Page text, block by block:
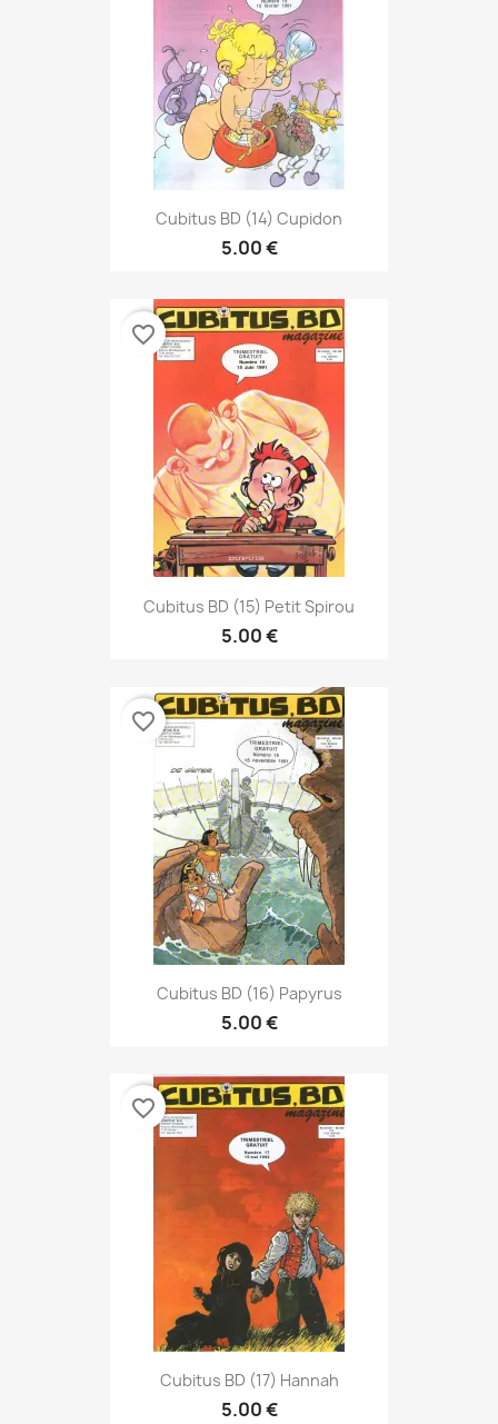
Cubitus BD (14) Cupidon
5.00 €
Cubitus BD (15) Petit Spirou
5.00 €
favorite_border
Cubitus BD (16) Papyrus
5.00 €
favorite_border
Cubitus BD (17) Hannah
5.00 €
favorite_border